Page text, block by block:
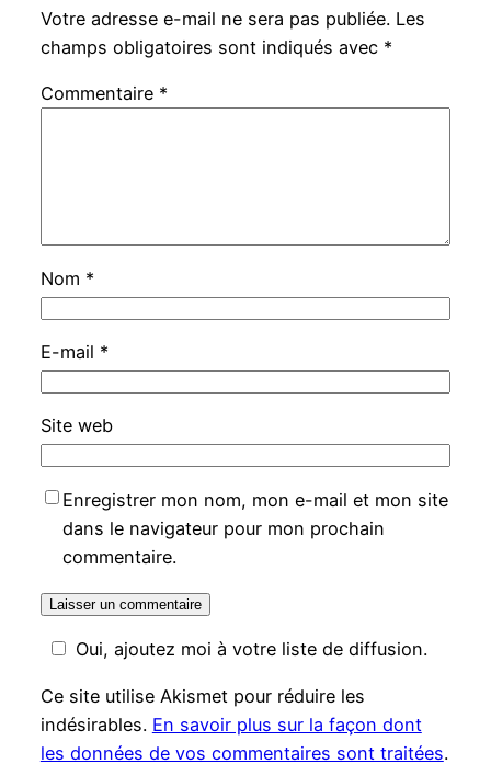
Votre adresse e-mail ne sera pas publiée. Les
champs obligatoires sont indiqués avec *
Commentaire *
Nom *
E-mail *
Site web
Enregistrer mon nom, mon e-mail et mon site
dans le navigateur pour mon prochain
commentaire.
Oui, ajoutez moi à votre liste de diffusion.
Ce site utilise Akismet pour réduire les
indésirables. En savoir plus sur la façon dont
les données de vos commentaires sont traitées.